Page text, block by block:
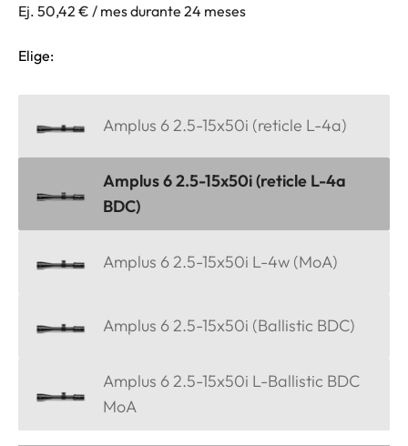
Ej. 50,42 € / mes durante 24 meses
Elige:
Amplus 6 2.5-15x50i (reticle L-4a)
Amplus 6 2.5-15x50i (reticle L-4a
BDC)
Amplus 6 2.5-15x50i L-4w (MoA)
Amplus 6 2.5-15x50i (Ballistic BDC)
Amplus 6 2.5-15x50i L-Ballistic BDC
MoA